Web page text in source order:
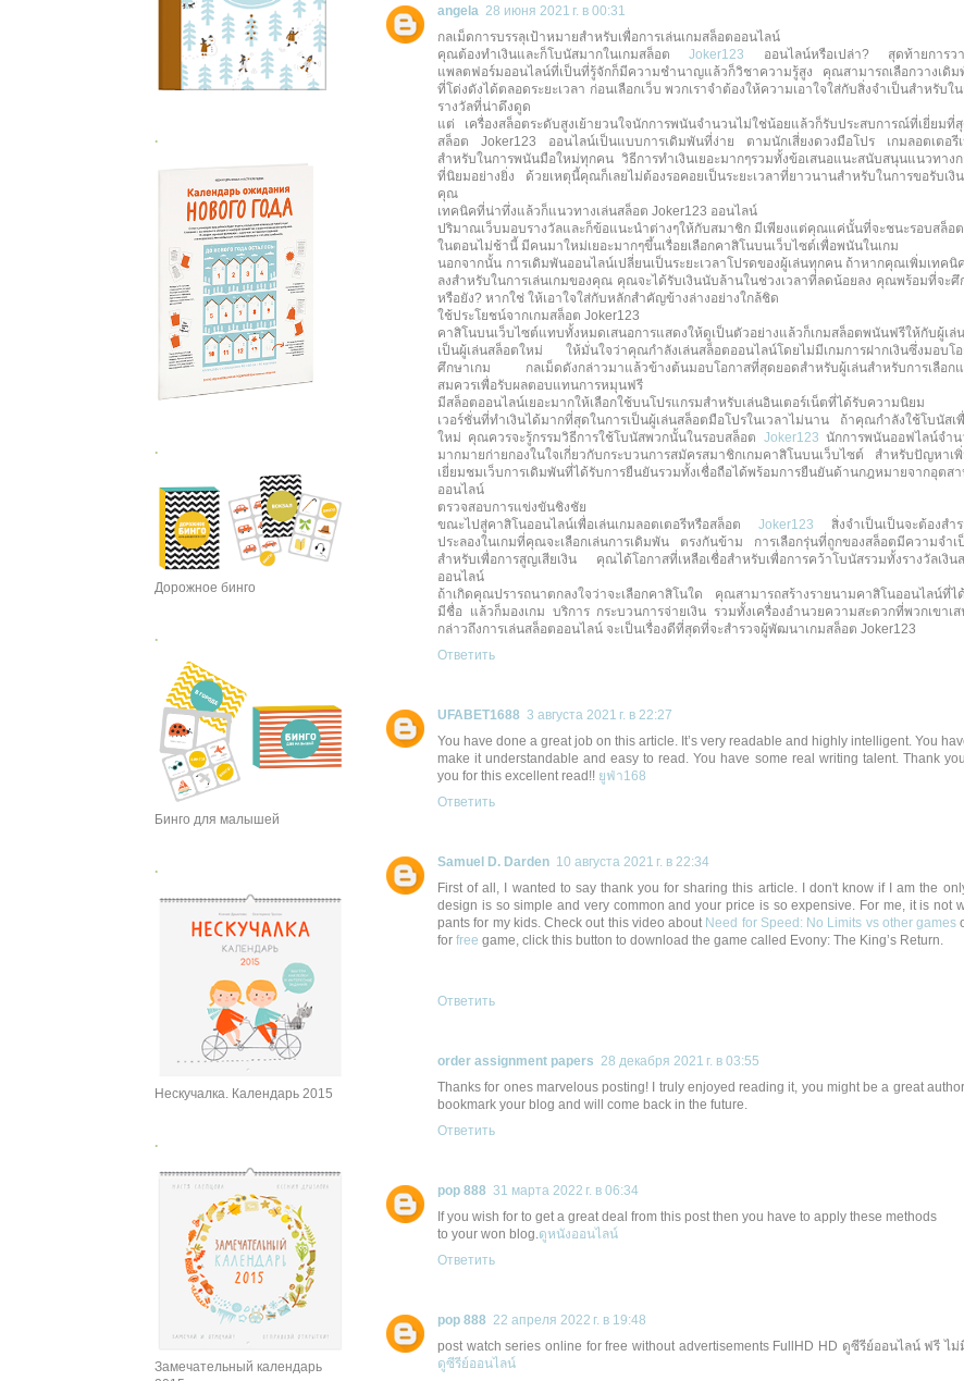
angela 28 июня 2021 г. в 00:31
กลเม็ดการบรรลุเป้าหมายสำหรับเพื่อการเล่นเกมสล็อตออนไลน์
คุณต้องทำเงินและก็โบนัสมากในเกมสล็อตJoker123 ออนไลน์หรือเปล่า? สุดท้ายการวา
แพลตฟอร์มออนไลน์ที่เป็นที่รู้จักก็มีความชำนาญแล้วก็วิชาความรู้สูง คุณสามารถเลือกวางเดิม
ที่โด่งดังได้ตลอดระยะเวลา ก่อนเลือกเว็บ พวกเราจำต้องให้ความเอาใจใส่กับสิ่งจำเป็นสำหรับใ
รางวัลที่น่าดึงดูด
แต่ เครื่องสล็อตระดับสูงเย้ายวนใจนักการพนันจำนวนไม่ใช่น้อยแล้วก็รับประสบการณ์ที่เยี่ยม
สล็อต Joker123 ออนไลน์เป็นแบบการเดิมพันที่ง่าย ตามนักเสี่ยงดวงมือโปร เกมลอตเตอรีเ
สำหรับในการพนันมือใหม่ทุกคน วิธีการทำเงินเยอะมากๆรวมทั้งข้อเสนอแนะสนับสนุนแนวทาง
ที่นิยมอย่างยิ่ง ด้วยเหตุนี้คุณก็เลยไม่ต้องรอคอยเป็นระยะเวลาที่ยาวนานสำหรับในการขอรับเ
คุณ
เทคนิคที่น่าทึ่งแล้วก็แนวทางเล่นสล็อต Joker123 ออนไลน์
ปริมาณเว็บมอบรางวัลและก็ข้อแนะนำต่างๆให้กับสมาชิก มีเพียงแต่คุณแค่นั้นที่จะชนะรอบสล็อ
ในตอนไม่ช้านี้ มีคนมาใหม่เยอะมากๆขึ้นเรื่อยเลือกคาสิโนบนเว็บไซต์เพื่อพนันในเกม
นอกจากนั้น การเดิมพันออนไลน์เปลี่ยนเป็นระยะเวลาโปรดของผู้เล่นทุกคน ถ้าหากคุณเพิ่มเทค
ลงสำหรับในการเล่นเกมของคุณ คุณจะได้รับเงินนับล้านในช่วงเวลาที่ลดน้อยลง คุณพร้อมที่จะ
หรือยัง? หากใช่ ให้เอาใจใส่กับหลักสำคัญข้างล่างอย่างใกล้ชิด
ใช้ประโยชน์จากเกมสล็อต Joker123
คาสิโนบนเว็บไซต์แทบทั้งหมดเสนอการแสดงให้ดูเป็นตัวอย่างแล้วก็เกมสล็อตพนันฟรีให้กับ
เป็นผู้เล่นสล็อตใหม่ ให้มั่นใจว่าคุณกำลังเล่นสล็อตออนไลน์โดยไม่มีเกมการฝากเงินซึ่งมอบโ
ศึกษาเกม กลเม็ดดังกล่าวมาแล้วข้างต้นมอบโอกาสที่สุดยอดสำหรับผู้เล่นสำหรับการเลือก
สมควรเพื่อรับผลตอบแทนการหมุนฟรี
มีสล็อตออนไลน์เยอะมากให้เลือกใช้บนโปรแกรมสำหรับเล่นอินเตอร์เน็ตที่ได้รับความนิยม
เวอร์ชั่นที่ทำเงินได้มากที่สุดในการเป็นผู้เล่นสล็อตมือโปรในเวลาไม่นาน ถ้าคุณกำลังใช้โบนัสเ
ใหม่ คุณควรจะรู้กรรมวิธีการใช้โบนัสพวกนั้นในรอบสล็อต Joker123 นักการพนันออฟไลน์จำ
มากมายก่ายกองในใจเกี่ยวกับกระบวนการสมัครสมาชิกเกมคาสิโนบนเว็บไซต์ สำหรับปัญหา
เยี่ยมชมเว็บการเดิมพันที่ได้รับการยืนยันรวมทั้งเชื่อถือได้พร้อมการยืนยันด้านกฎหมายจากอุตส
ออนไลน์
ตรวจสอบการแข่งขันชิงชัย
ขณะไปสู่คาสิโนออนไลน์เพื่อเล่นเกมลอตเตอรีหรือสล็อต Joker123 สิ่งจำเป็นเป็นจะต้องสำ
ประลองในเกมที่คุณจะเลือกเล่นการเดิมพัน ตรงกันข้าม การเลือกรุ่นที่ถูกของสล็อตมีความจำเ
สำหรับเพื่อการสูญเสียเงิน คุณได้โอกาสที่เหลือเชื่อสำหรับเพื่อการคว้าโบนัสรวมทั้งรางวัลเงิ
ออนไลน์
ถ้าเกิดคุณปรารถนาตกลงใจว่าจะเลือกคาสิโนใด คุณสามารถสร้างรายนามคาสิโนออนไลน์ที่ไ
มีชื่อ แล้วก็มองเกม บริการ กระบวนการจ่ายเงิน รวมทั้งเครื่องอำนวยความสะดวกที่พวกเขาเ
กล่าวถึงการเล่นสล็อตออนไลน์ จะเป็นเรื่องดีที่สุดที่จะสำรวจผู้พัฒนาเกมสล็อต Joker123
Ответить
UFABET1688 3 августа 2021 г. в 22:27
You have done a great job on this article. It’s very readable and highly intelligent. You
make it understandable and easy to read. You have some real writing talent. Thank
you for this excellent read!! ยูฟ่า168
Ответить
Samuel D. Darden 10 августа 2021 г. в 22:34
First of all, I wanted to say thank you for sharing this article. I don't know if I am the
design is so simple and very common and your price is so expensive. For me, it is not
pants for my kids. Check out this video about Need for Speed: No Limits vs other games
for free game, click this button to download the game called Evony: The King’s Return.
Ответить
order assignment papers 28 декабря 2021 г. в 03:55
Thanks for ones marvelous posting! I truly enjoyed reading it, you might be a great
bookmark your blog and will come back in the future.
Ответить
pop 888 31 марта 2022 г. в 06:34
If you wish for to get a great deal from this post then you have to apply these methods
to your won blog. ดูหนังออนไลน์
Ответить
pop 888 22 апреля 2022 г. в 19:48
post watch series online for free without advertisements FullHD HD ดูซีรีย์ออนไลน์ ฟรี ไ
ดูซีรีย์ออนไลน์
.
.
Дорожное бинго
.
Бинго для малышей
.
Нескучалка. Календарь 2015
.
Замечательный календарь